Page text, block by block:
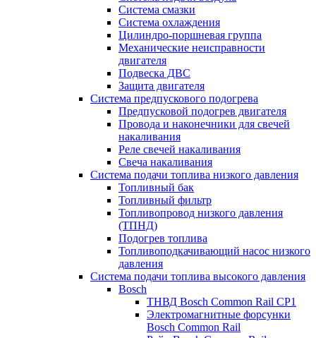
Система смазки
Система охлаждения
Цилиндро-поршневая группа
Механические неисправности
двигателя
Подвеска ДВС
Защита двигателя
Система предпускового подогрева
Предпусковой подогрев двигателя
Провода и наконечники для свечей
накаливания
Реле свечей накаливания
Свеча накаливания
Система подачи топлива низкого давления
Топливный бак
Топливный фильтр
Топливопровод низкого давления
(ТПНД)
Подогрев топлива
Топливоподкачивающий насос низкого
давления
Система подачи топлива высокого давления
Bosch
ТНВД Bosch Common Rail CP1
Электромагнитные форсунки
Bosch Common Rail